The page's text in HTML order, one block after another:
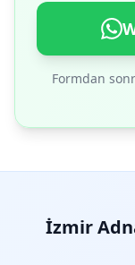
Formdan
İzmir